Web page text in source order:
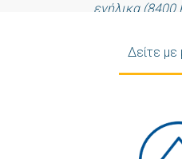
ενήλικα
Δείτε με